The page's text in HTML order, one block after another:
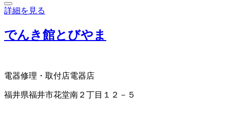
詳細を見る
でんき館とびやま
電器修理・取付店電器店
福井県福井市花堂南２丁目１２－５